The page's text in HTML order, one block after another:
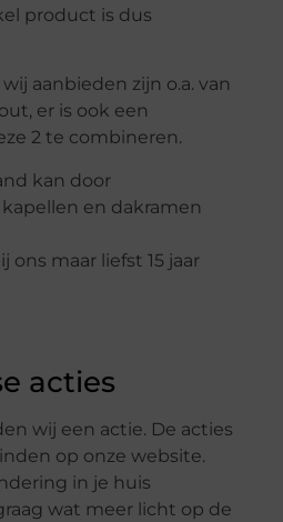
product is dus
aanbieden zijn o.a. van
er is ook een
2 te combineren.
kan door
en dakramen
ons maar liefst 15 jaar
acties
wij een actie. De acties
op onze website.
in je huis
wat meer licht op de